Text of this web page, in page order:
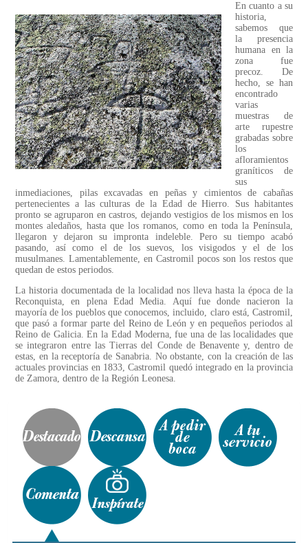
En cuanto a su
historia,
sabemos que
la presencia
humana en la
zona fue
precoz. De
hecho, se han
encontrado
varias
muestras de
arte rupestre
grabadas sobre
los
afloramientos
graníticos de
sus
inmediaciones, pilas excavadas en peñas y cimientos de cabañas
pertenecientes a las culturas de la Edad de Hierro. Sus habitantes
pronto se agruparon en castros, dejando vestigios de los mismos en los
montes aledaños, hasta que los romanos, como en toda la Península,
llegaron y dejaron su impronta indeleble. Pero su tiempo acabó
pasando, así como el de los suevos, los visigodos y el de los
musulmanes. Lamentablemente, en Castromil pocos son los restos que
quedan de estos periodos.
La historia documentada de la localidad nos lleva hasta la época de la
Reconquista, en plena Edad Media. Aquí fue donde nacieron la
mayoría de los pueblos que conocemos, incluido, claro está, Castromil,
que pasó a formar parte del Reino de León y en pequeños periodos al
Reino de Galicia. En la Edad Moderna, fue una de las localidades que
se integraron entre las Tierras del Conde de Benavente y, dentro de
estas, en la receptoría de Sanabria. No obstante, con la creación de las
actuales provincias en 1833, Castromil quedó integrado en la provincia
de Zamora, dentro de la Región Leonesa.